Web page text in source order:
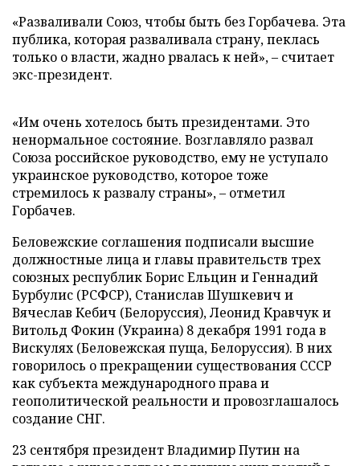
«Разваливали Союз, чтобы быть без Горбачева. Эта
публика, которая разваливала страну, пеклась
только о власти, жадно рвалась к ней», – считает
экс-президент.
«Им очень хотелось быть президентами. Это
ненормальное состояние. Возглавляло развал
Союза российское руководство, ему не уступало
украинское руководство, которое тоже
стремилось к развалу страны», – отметил
Горбачев.
Беловежские соглашения подписали высшие
должностные лица и главы правительств трех
союзных республик Борис Ельцин и Геннадий
Бурбулис (РСФСР), Станислав Шушкевич и
Вячеслав Кебич (Белоруссия), Леонид Кравчук и
Витольд Фокин (Украина) 8 декабря 1991 года в
Вискулях (Беловежская пуща, Белоруссия). В них
говорилось о прекращении существования СССР
как субъекта международного права и
геополитической реальности и провозглашалось
создание СНГ.
23 сентября президент Владимир Путин на